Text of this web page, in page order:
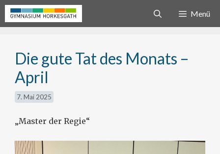
Zum
Inhalt
Menü
Die gute Tat des Monats –
April
7. Mai 2025
„Master der Regie“